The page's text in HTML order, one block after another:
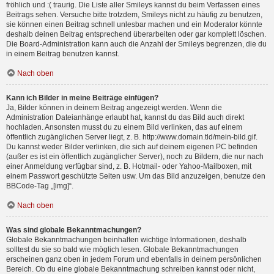
fröhlich und :( traurig. Die Liste aller Smileys kannst du beim Verfassen eines
Beitrags sehen. Versuche bitte trotzdem, Smileys nicht zu häufig zu benutzen,
sie können einen Beitrag schnell unlesbar machen und ein Moderator könnte
deshalb deinen Beitrag entsprechend überarbeiten oder gar komplett löschen.
Die Board-Administration kann auch die Anzahl der Smileys begrenzen, die du
in einem Beitrag benutzen kannst.
Nach oben
Kann ich Bilder in meine Beiträge einfügen?
Ja, Bilder können in deinem Beitrag angezeigt werden. Wenn die
Administration Dateianhänge erlaubt hat, kannst du das Bild auch direkt
hochladen. Ansonsten musst du zu einem Bild verlinken, das auf einem
öffentlich zugänglichen Server liegt, z. B. http://www.domain.tld/mein-bild.gif.
Du kannst weder Bilder verlinken, die sich auf deinem eigenen PC befinden
(außer es ist ein öffentlich zugänglicher Server), noch zu Bildern, die nur nach
einer Anmeldung verfügbar sind, z. B. Hotmail- oder Yahoo-Mailboxen, mit
einem Passwort geschützte Seiten usw. Um das Bild anzuzeigen, benutze den
BBCode-Tag „[img]“.
Nach oben
Was sind globale Bekanntmachungen?
Globale Bekanntmachungen beinhalten wichtige Informationen, deshalb
solltest du sie so bald wie möglich lesen. Globale Bekanntmachungen
erscheinen ganz oben in jedem Forum und ebenfalls in deinem persönlichen
Bereich. Ob du eine globale Bekanntmachung schreiben kannst oder nicht,